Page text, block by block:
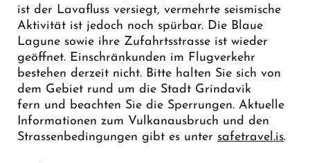
ist der Lavafluss versiegt, vermehrte seismische
Aktivität ist jedoch noch spürbar. Die Blaue
Lagune sowie ihre Zufahrtsstrasse ist wieder
geöffnet. Einschränkunden im Flugverkehr
bestehen derzeit nicht. Bitte halten Sie sich von
dem Gebiet rund um die Stadt Grindavik
fern und beachten Sie die Sperrungen. Aktuelle
Informationen zum Vulkanausbruch und den
Strassenbedingungen gibt es unter safetravel.is.